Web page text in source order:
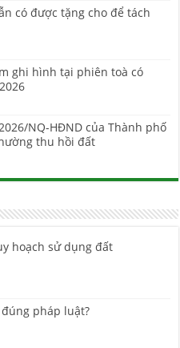
có được tặng cho để tách
ghi hình tại phiên toà có
NQ-HĐND của Thành phố
thu hồi đất
hoạch sử dụng đất
pháp luật?